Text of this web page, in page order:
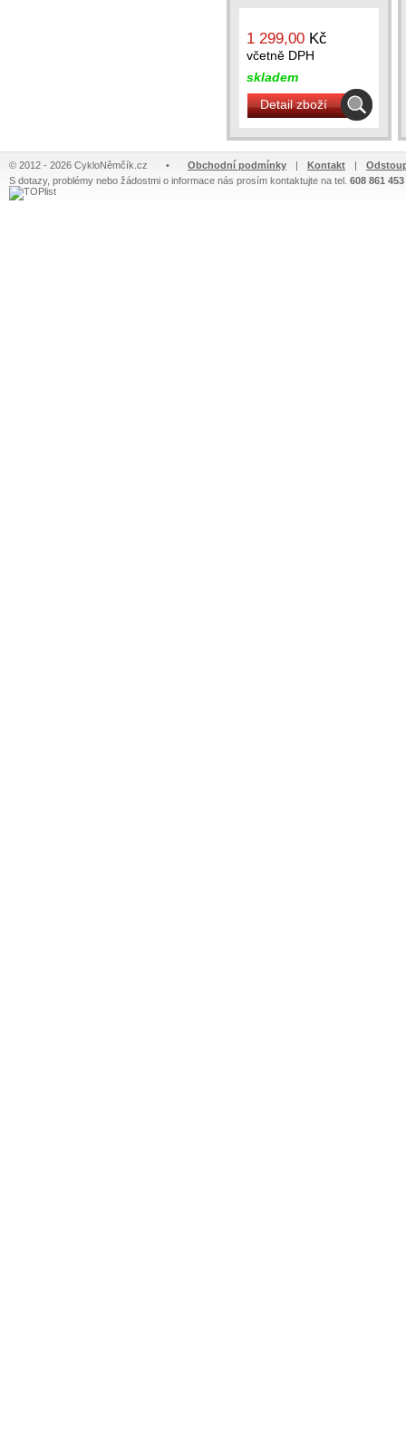
1 299,00 Kč
včetně DPH
skladem
Detail zboží
© 2012 - 2026 CykloNěmčík.cz • Obchodní podmínky | Kontakt |
S dotazy, problémy nebo žádostmi o informace nás prosím kontaktujte na tel. 608 861 453